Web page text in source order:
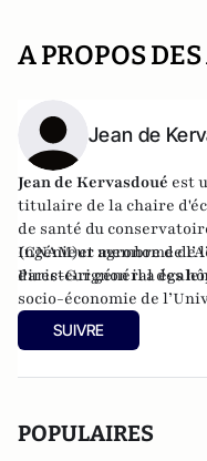
A PROPOS
Jean de
Jean de Kervasdoué est
titulaire de la chaire
de santé du
(CNAM)et membre de
directeur général des
Ingénieur agronome de
Paris-Grignon il a
socio-économie de
est l'auteur de
Pour en
Imposture hydrologique
SUIVRE
POPULAIRES